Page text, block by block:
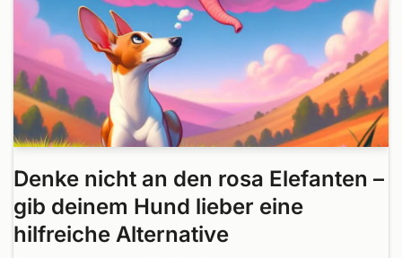
Denke nicht an den rosa Elefanten –
gib deinem Hund lieber eine
hilfreiche Alternative